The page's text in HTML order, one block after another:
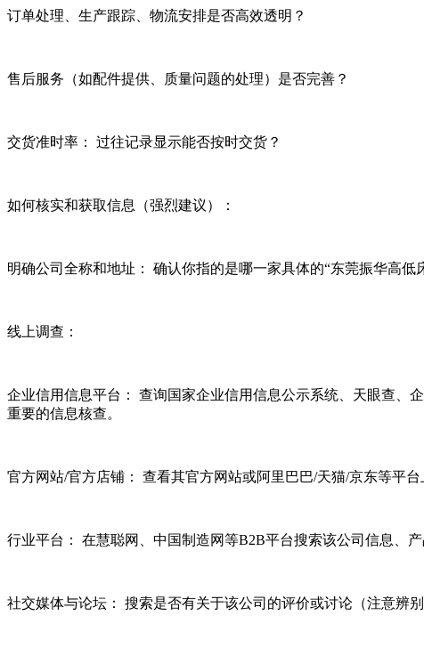
订单处理、生产跟踪、物流安排是否高效透明？
售后服务（如配件提供、质量问题的处理）是否完善？
交货准时率： 过往记录显示能否按时交货？
如何核实和获取信息（强烈建议）：
明确公司全称和地址： 确认你指的是哪一家具体的“东莞振华高
线上调查：
企业信用信息平台： 查询国家企业信用信息公示系统、天眼查、
重要的信息核查。
官方网站/官方店铺： 查看其官方网站或阿里巴巴/天猫/京东等平
行业平台： 在慧聪网、中国制造网等B2B平台搜索该公司信息、产
社交媒体与论坛： 搜索是否有关于该公司的评价或讨论（注意辨别